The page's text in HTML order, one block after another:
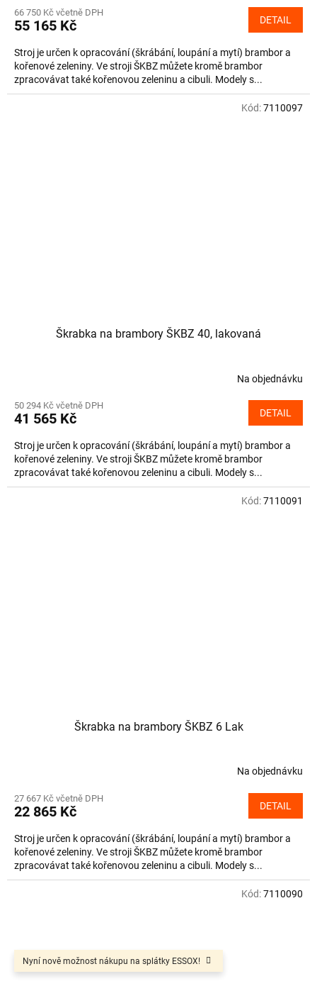
Nyní nově možnost nákupu na splátky ESSOX!
66 750 Kč včetně DPH
55 165 Kč DETAIL
Stroj je určen k opracování (škrábání, loupání a mytí) brambor a
kořenové zeleniny. Ve stroji ŠKBZ můžete kromě brambor
zpracovávat také kořenovou zeleninu a cibuli. Modely s...
Škrabka na brambory ŠKBZ 40, lakovaná
Na objednávku
50 294 Kč včetně DPH
41 565 Kč DETAIL
Stroj je určen k opracování (škrábání, loupání a mytí) brambor a
kořenové zeleniny. Ve stroji ŠKBZ můžete kromě brambor
zpracovávat také kořenovou zeleninu a cibuli. Modely s...
Kód:7110097
Škrabka na brambory ŠKBZ 6 Lak
Na objednávku
27 667 Kč včetně DPH
22 865 Kč DETAIL
Stroj je určen k opracování (škrábání, loupání a mytí) brambor a
kořenové zeleniny. Ve stroji ŠKBZ můžete kromě brambor
zpracovávat také kořenovou zeleninu a cibuli. Modely s...
Kód:7110091
Kód:7110090